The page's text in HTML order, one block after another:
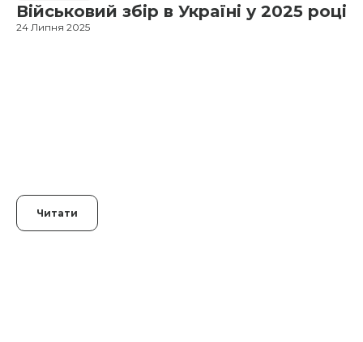
Військовий збір в Україні у 2025 році
24 Липня 2025
Читати